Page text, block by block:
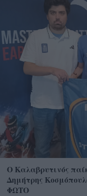
Ο Καλαβρυτινός
Δημήτρης
ΦΩΤΟ